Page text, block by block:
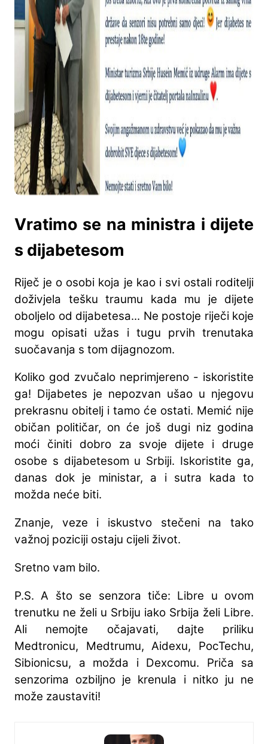
Vratimo se na ministra i dijete
s dijabetesom
Riječ je o osobi koja je kao i svi ostali roditelji
doživjela tešku traumu kada mu je dijete
oboljelo od dijabetesa... Ne postoje riječi koje
mogu opisati užas i tugu prvih trenutaka
suočavanja s tom dijagnozom.
Koliko god zvučalo neprimjereno - iskoristite
ga! Dijabetes je nepozvan ušao u njegovu
prekrasnu obitelj i tamo će ostati. Memić nije
običan političar, on će još dugi niz godina
moći činiti dobro za svoje dijete i druge
osobe s dijabetesom u Srbiji. Iskoristite ga,
danas dok je ministar, a i sutra kada to
možda neće biti.
Znanje, veze i iskustvo stečeni na tako
važnoj poziciji ostaju cijeli život.
Sretno vam bilo.
P.S. A što se senzora tiče: Libre u ovom
trenutku ne želi u Srbiju iako Srbija želi Libre.
Ali nemojte očajavati, dajte priliku
Medtronicu, Medtrumu, Aidexu, PocTechu,
Sibionicsu, a možda i Dexcomu. Priča sa
senzorima ozbiljno je krenula i nitko ju ne
može zaustaviti!